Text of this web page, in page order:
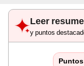
Leer
y puntos